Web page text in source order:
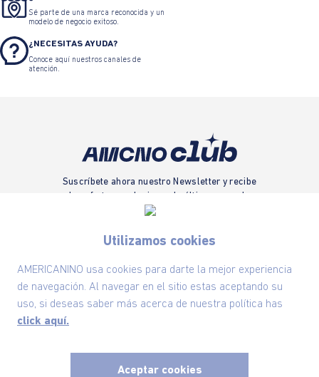
Utilizamos cookies
AMERICANINO usa cookies para darte la mejor experiencia
de navegación. Al navegar en el sitio estas aceptando su
uso, si deseas saber más acerca de nuestra política has
click aquí.
Aceptar cookies
Sé parte de una marca reconocida y un
modelo de negocio exitoso.
¿NECESITAS AYUDA?
Conoce aquí nuestros canales de
atención.
Suscríbete ahora nuestro Newsletter y recibe
las ofertas exclusivas y lo último en moda
Nuestra Marca